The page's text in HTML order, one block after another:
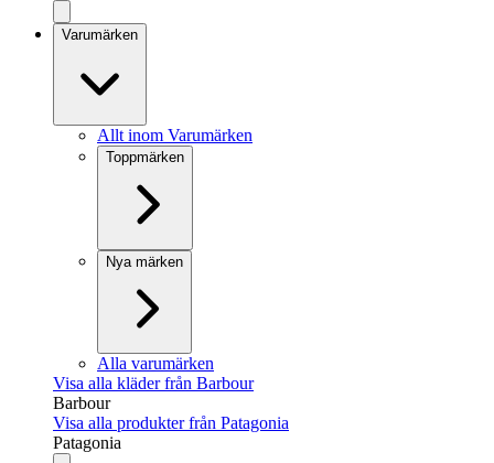
Varumärken
Allt inom Varumärken
Toppmärken
Nya märken
Alla varumärken
Visa alla kläder från Barbour
Barbour
Visa alla produkter från Patagonia
Patagonia